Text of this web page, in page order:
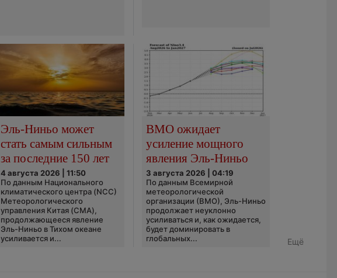
Эль-Ниньо может
стать самым сильным
за последние 150 лет
4 августа 2026 | 11:50
По данным Национального
климатического центра (NCC)
Метеорологического
управления Китая (CMA),
продолжающееся явление
Эль-Ниньо в Тихом океане
усиливается и...
ВМО ожидает
усиление мощного
явления Эль-Ниньо
3 августа 2026 | 04:19
По данным Всемирной
метеорологической
организации (ВМО), Эль-Ниньо
продолжает неуклонно
усиливаться и, как ожидается,
будет доминировать в
глобальных...
Ещё